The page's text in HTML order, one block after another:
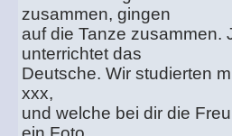
zusammen, gingen
auf die Tanze zusammen.
unterrichtet das
Deutsche. Wir studierten
xxx,
und welche bei dir die